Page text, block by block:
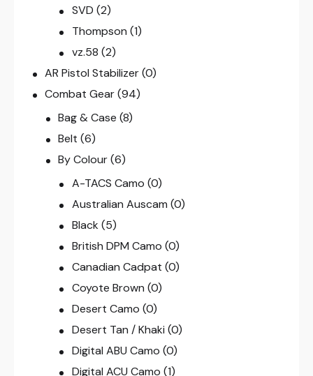
SVD (2)
Thompson (1)
vz.58 (2)
AR Pistol Stabilizer(0)
Combat Gear(94)
Bag & Case (8)
Belt (6)
By Colour (6)
A-TACS Camo (0)
Australian Auscam (0)
Black (5)
British DPM Camo (0)
Canadian Cadpat (0)
Coyote Brown (0)
Desert Camo (0)
Desert Tan / Khaki (0)
Digital ABU Camo (0)
Digital ACU Camo (1)